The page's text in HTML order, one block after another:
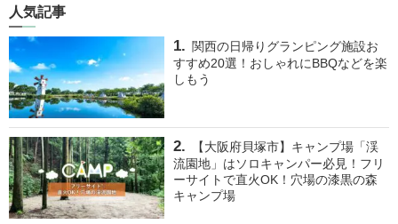
人気記事
関西の日帰りグランピング施設お
すすめ20選！おしゃれにBBQなどを楽
しもう
【大阪府貝塚市】キャンプ場「渓
流園地」はソロキャンパー必見！フリ
ーサイトで直火OK！穴場の漆黒の森
キャンプ場